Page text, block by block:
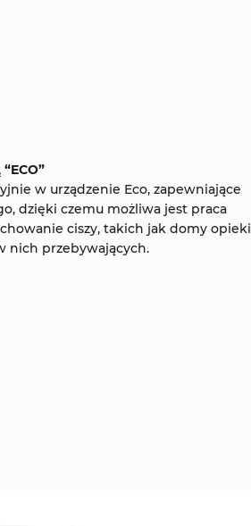
w urządzenie Eco, zapewniające
dzięki czemu możliwa jest praca
ciszy, takich jak domy opieki
nich przebywających.